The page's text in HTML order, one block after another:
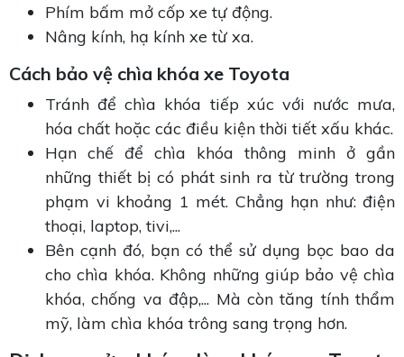
Phím bấm mở cốp xe tự động.
Nâng kính, hạ kính xe từ xa.
Cách bảo vệ chìa khóa xe Toyota
Tránh để chìa khóa tiếp xúc với nước mưa,
hóa chất hoặc các điều kiện thời tiết xấu khác.
Hạn chế để chìa khóa thông minh ở gần
những thiết bị có phát sinh ra từ trường trong
phạm vi khoảng 1 mét. Chẳng hạn như: điện
thoại, laptop, tivi,...
Bên cạnh đó, bạn có thể sử dụng bọc bao da
cho chìa khóa. Không những giúp bảo vệ chìa
khóa, chống va đập,... Mà còn tăng tính thẩm
mỹ, làm chìa khóa trông sang trọng hơn.